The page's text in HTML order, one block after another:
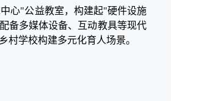
心"公益教室，构建起"硬件设施
备多媒体设备、互动教具等现代
学校构建多元化育人场景。